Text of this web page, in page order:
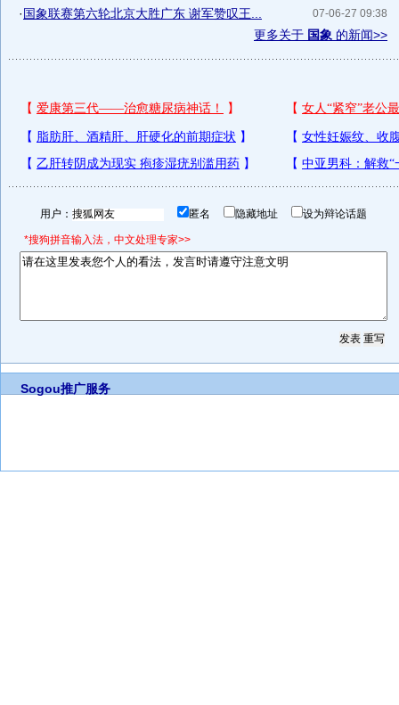
07-06-27 09:38
·国象联赛第六轮北京大胜广东 谢军赞叹王...
更多关于 国象 的新闻>>
用户： 匿名 隐藏地址 设为辩论话题
*搜狗拼音输入法，中文处理专家>>
Sogou推广服务